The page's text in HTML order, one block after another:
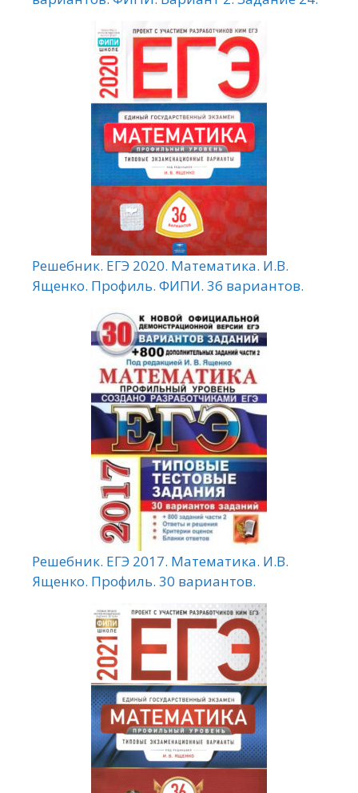
Решебник. ЕГЭ 2020. Математика. И.В.
Ященко. Профиль. ФИПИ. 36 вариантов.
Решебник. ЕГЭ 2017. Математика. И.В.
Ященко. Профиль. 30 вариантов.